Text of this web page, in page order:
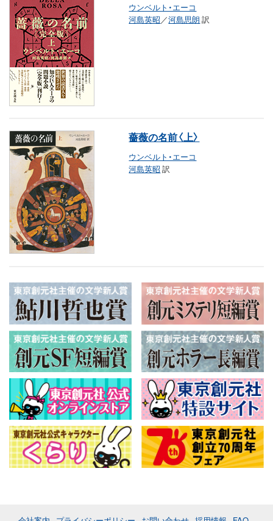
ウンベルト・エーコ
河島英昭／河島思朗 訳
薔薇の名前〈上〉
ウンベルト・エーコ
河島英昭 訳